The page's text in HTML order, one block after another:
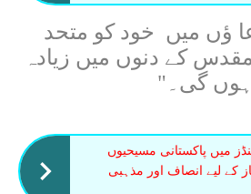
ؤں میں خود کو متحد
کے دنوں میں زیادہ
گی۔ "
میں پاکستانی مسیحیوں
کے لیے انصاف اور مذہبی